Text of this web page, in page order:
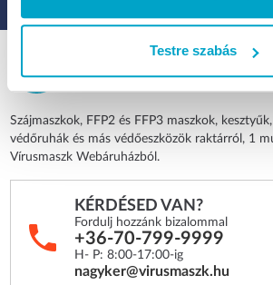
Testre szabás
Szájmaszkok, FFP2 és FFP3 maszkok,
védőruhák és más védőeszközök raktárról, 1
Vírusmaszk Webáruházból.
KÉRDÉSED VAN?
Fordulj hozzánk bizalommal
+36-70-799-9999
H- P: 8:00-17:00-ig
nagyker@virusmaszk.hu